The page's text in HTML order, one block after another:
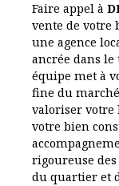
permettant la
tout sur une
terrasse ,
également
motorisé ainsi
création
20m2
plusieurs
sans tarder.
chauffage gaz
Proximité
Faire appel à
vente de votre
une agence
ancrée dans
équipe met à
fine du
valoriser votre
votre bien
rigoureuse
du quartier et